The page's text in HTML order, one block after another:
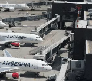
LIGA